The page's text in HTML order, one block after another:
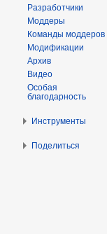
Разработчики
Моддеры
Команды моддеров
Модификации
Архив
Видео
Особая
благодарность
Инструменты
Поделиться